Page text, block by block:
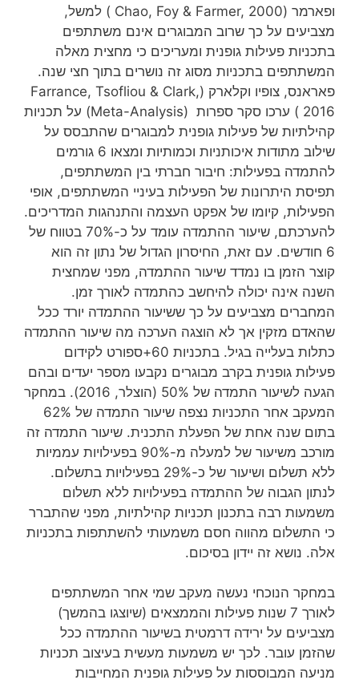
ופארמר (Chao, Foy & Farmer, 2000 ) למשל,
מצביעים על כך שרוב המבוגרים אינם משתתפים
בתכניות פעילות גופנית ומעריכים כי מחצית מאלה
המשתתפים בתכניות מסוג זה נושרים בתוך חצי שנה.
פאראנס, צופיו וקלארק (Farrance, Tsofliou & Clark,
2016 ) ערכו סקר ספרות (Meta-Analysis) על תכניות
קהילתיות של פעילות גופנית למבוגרים שהתבסס על
שילוב מתודות איכותניות וכמותיות ומצאו 6 גורמים
להתמדה בפעילות: חיבור חברתי בין המשתתפים,
תפיסת היתרונות של הפעילות בעיניי המשתתפים, אופי
הפעילות, קיומו של אפקט העצמה והתנהגות המדריכים.
להערכתם, שיעור ההתמדה עומד על כ-70% בטווח של
6 חודשים. עם זאת, החיסרון הגדול של נתון זה הוא
קוצר הזמן בו נמדד שיעור ההתמדה, מפני שמחצית
השנה אינה יכולה להיחשב כהתמדה לאורך זמן.
המחברים מצביעים על כך ששיעור ההתמדה יורד ככל
שהאדם מזקין אך לא הוצגה הערכה מה שיעור ההתמדה
כתלות בעלייה בגיל. בתכניות 60+ספורט לקידום
פעילות גופנית בקרב מבוגרים נקבעו מספר יעדים ובהם
הגעה לשיעור התמדה של 50% (הוצלר, 2016). במחקר
המעקב אחר התכניות נצפה שיעור התמדה של 62%
בתום שנה אחת של הפעלת התכנית. שיעור התמדה זה
מורכב משיעור של למעלה מ-90% בפעילויות עממיות
ללא תשלום ושיעור של כ-29% בפעילויות בתשלום.
לנתון הגבוה של ההתמדה בפעילויות ללא תשלום
משמעות רבה בתכנון תכניות קהילתיות, מפני שהתברר
כי התשלום מהווה חסם משמעותי להשתתפות בתכניות
אלה. נושא זה יידון בסיכום.
במחקר הנוכחי נעשה מעקב שמי אחר המשתתפים
לאורך 7 שנות פעילות והממצאים (שיוצגו בהמשך)
מצביעים על ירידה דרמטית בשיעור ההתמדה ככל
שהזמן עובר. לכך יש משמעות מעשית בעיצוב תכניות
מניעה המבוססות על פעילות גופנית המחייבות